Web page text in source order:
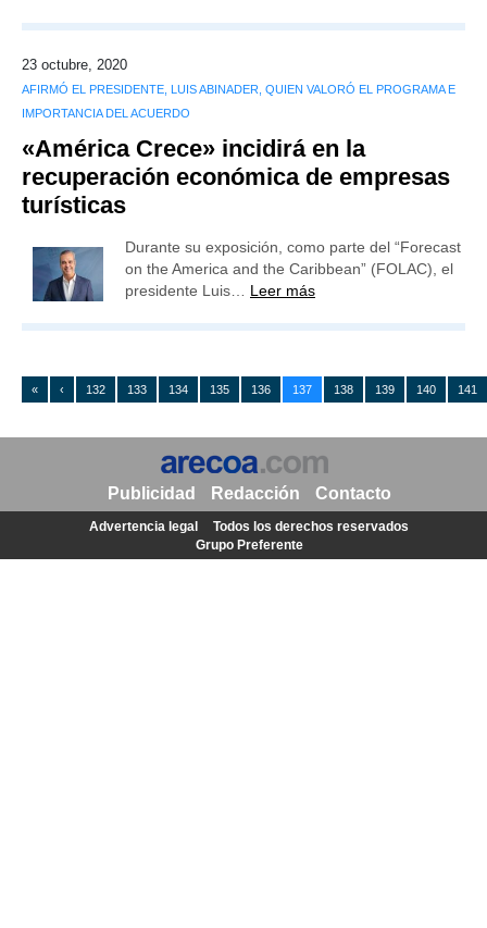
23 octubre, 2020
AFIRMÓ EL PRESIDENTE, LUIS ABINADER, QUIEN VALORÓ EL PROGRAMA E
IMPORTANCIA DEL ACUERDO
«América Crece» incidirá en la
recuperación económica de empresas
turísticas
Durante su exposición, como parte del “Forecast
on the America and the Caribbean” (FOLAC), el
presidente Luis… Leer más
« ‹ 132 133 134 135 136 137 138 139 140 141
Publicidad Redacción Contacto
Advertencia legal
Todos los derechos reservados
Grupo Preferente